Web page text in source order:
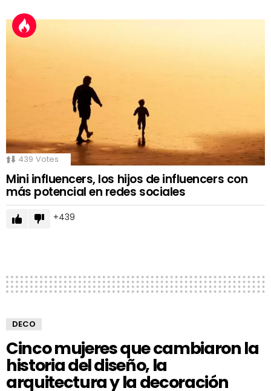
439 Votes
Mini influencers, los hijos de influencers con
más potencial en redes sociales
439
DECO
Cinco mujeres que cambiaron la
historia del diseño, la
arquitectura y la decoración